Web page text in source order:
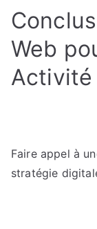
Web
Activité
Faire appel à
stratégie